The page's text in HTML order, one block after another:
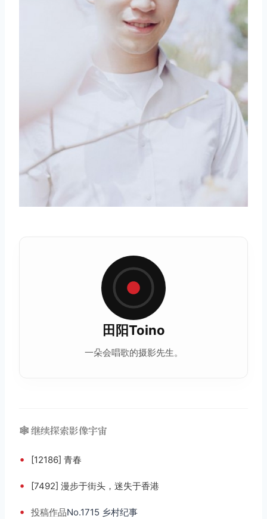
田阳Toino
一朵会唱歌的摄影先生。
🕸️ 继续探索影像宇宙
• [12186] 青春
• [7492] 漫步于街头，迷失于香港
• 投稿作品No.1715 乡村纪事